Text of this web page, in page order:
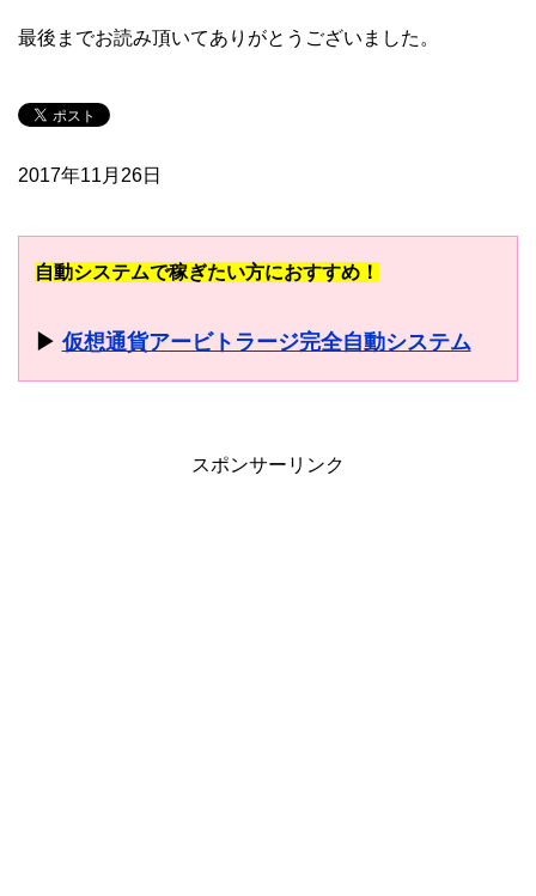
最後までお読み頂いてありがとうございました。
2017年11月26日
自動システムで稼ぎたい方におすすめ！
▶仮想通貨アービトラージ完全自動システム
スポンサーリンク